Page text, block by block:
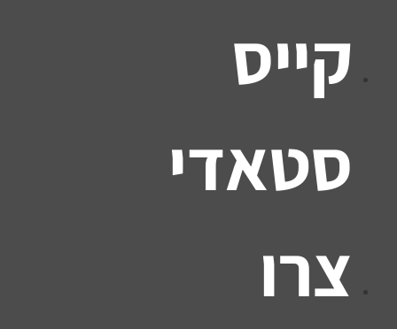
קייס
סטאדי
צרו